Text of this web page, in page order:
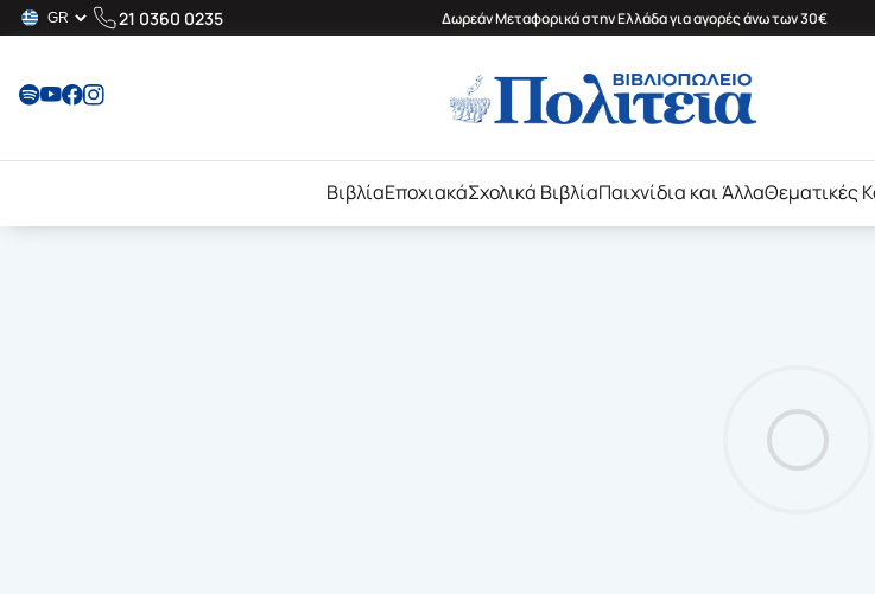
21 0360 0235 Δωρεάν Μεταφορικά στην Ελλάδα για αγορές άνω των 30€
ΒιβλίαΕποχιακάΣχολικά ΒιβλίαΠαιχνίδια και ΆλλαΘεματικές